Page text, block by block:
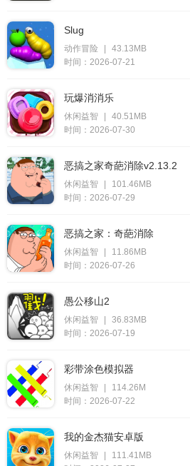
Slug
动作冒险
43.13MB
时间：2026-07-21
玩爆消消乐
休闲益智
40.51MB
时间：2026-07-30
恶搞之家奇葩消除v2.13.2
休闲益智
101.46MB
时间：2026-07-29
恶搞之家：奇葩消除
休闲益智
11.86MB
时间：2026-07-26
愚公移山2
休闲益智
36.83MB
时间：2026-07-19
彩带涂色模拟器
休闲益智
114.26M
时间：2026-07-22
我的金杰猫安卓版
休闲益智
111.41MB